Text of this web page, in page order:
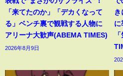
「来てたのか」「デカくなって
る」ベンチ裏で観戦する人物に
アリーナ大歓声(ABEMA TIMES)
2026年8月9日
き
に